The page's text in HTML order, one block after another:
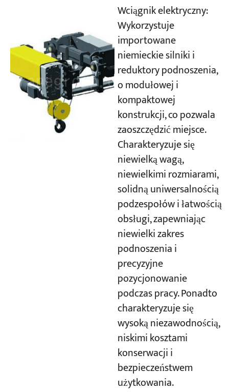
Wciągnik elektryczny:
Wykorzystuje
importowane
niemieckie silniki i
reduktory podnoszenia,
o modułowej i
kompaktowej
konstrukcji, co pozwala
zaoszczędzić miejsce.
Charakteryzuje się
niewielką wagą,
niewielkimi rozmiarami,
solidną uniwersalnością
podzespołów i łatwością
obsługi, zapewniając
niewielki zakres
podnoszenia i
precyzyjne
pozycjonowanie
podczas pracy. Ponadto
charakteryzuje się
wysoką niezawodnością,
niskimi kosztami
konserwacji i
bezpieczeństwem
użytkowania.